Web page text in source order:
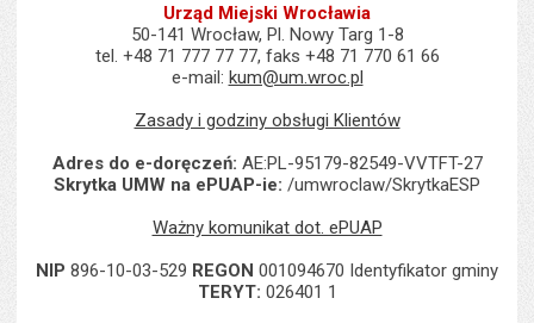
Urząd Miejski Wrocławia
50-141 Wrocław, Pl. Nowy Targ 1-8
tel. +48 71 777 77 77, faks +48 71 770 61 66
e-mail: kum@um.wroc.pl
Zasady i godziny obsługi Klientów
Adres do e-doręczeń: AE:PL-95179-82549-VVTFT-27
Skrytka UMW na ePUAP-ie: /umwroclaw/SkrytkaESP
Ważny komunikat dot. ePUAP
NIP 896-10-03-529 REGON 001094670 Identyfikator gminy
TERYT: 026401 1